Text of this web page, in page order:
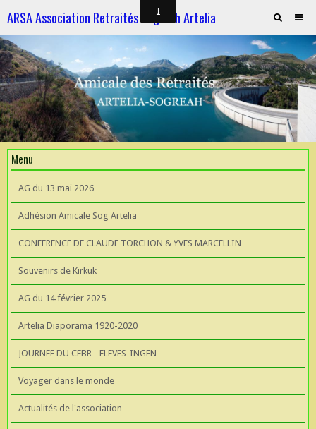
ARSA Association Retraités Sogreah Artelia
Invitation au repas le 21 novembre 2025
ARTELIA et l'Hydroélectricité
ARTELIA et l'Hydroélectricité
Souvenirs de KIrkuk
CONFERENCE DE CLAUDE TORCHON & YVES MARCELLIN A L'UIAD
AG 2026 du 13 mai
Menu
AG du 13 mai 2026
Adhésion Amicale Sog Artelia
CONFERENCE DE CLAUDE TORCHON & YVES MARCELLIN
Souvenirs de Kirkuk
AG du 14 février 2025
Artelia Diaporama 1920-2020
JOURNEE DU CFBR - ELEVES-INGEN
Voyager dans le monde
Actualités de l'association